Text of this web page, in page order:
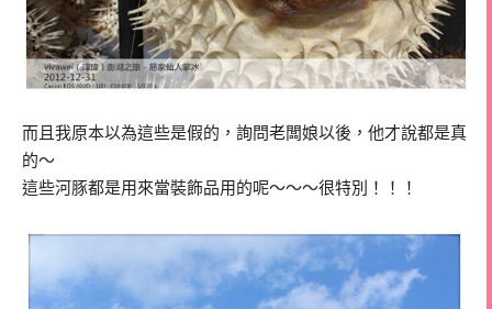
而且我原本以為這些是假的，詢問老闆娘以後，他才說都是真
的～
這些河豚都是用來當裝飾品用的呢～～～很特別！！！